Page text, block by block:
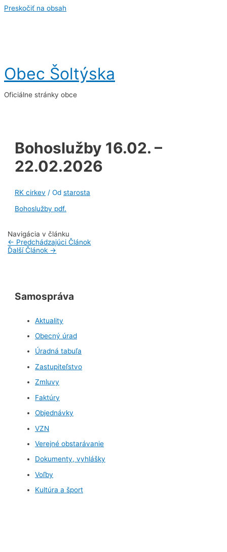
Preskočiť na obsah
Obec Šoltýska
Oficiálne stránky obce
Samospráva
Aktuality
Obecný úrad
Úradná tabuľa
Zastupiteľstvo
Zmluvy
Faktúry
Objednávky
VZN
Verejné obstarávanie
Dokumenty, vyhlášky
Voľby
Kultúra a šport
Bohoslužby 16.02. –
22.02.2026
RK cirkev / Od starosta
Bohoslužby pdf.
Navigácia v článku
← Predchádzajúci Článok
Ďalší Článok →